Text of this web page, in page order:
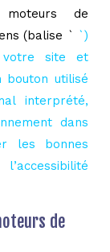
moteurs de
(balise ` `)
votre site et
bouton utilisé
interprété,
dans
les bonnes
de